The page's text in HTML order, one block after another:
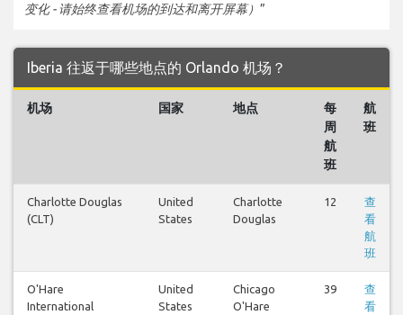
变化 - 请始终查看机场的到达和离开屏幕） ”
Iberia 往返于哪些地点的 Orlando 机场？
机场 国家 地点
每
周
航
班
航
班
Charlotte Douglas
(CLT)
United
States
Charlotte
Douglas
12
查
看
航
班
O'Hare
International
United
States
Chicago
O'Hare
39
查
看